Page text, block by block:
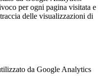
per ogni pagina visitata e
delle visualizzazioni di
da Google Analytics